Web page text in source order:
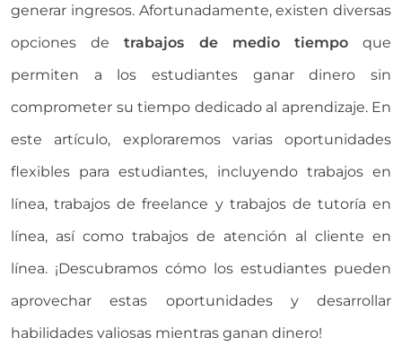
generar ingresos. Afortunadamente, existen diversas
opciones detrabajos de medio tiempoque
permiten a los estudiantes ganar dinero sin
comprometer su tiempo dedicado al aprendizaje. En
este artículo, exploraremos varias oportunidades
flexibles para estudiantes, incluyendo trabajos en
línea, trabajos de freelance y trabajos de tutoría en
línea, así como trabajos de atención al cliente en
línea. ¡Descubramos cómo los estudiantes pueden
aprovechar estas oportunidades y desarrollar
habilidades valiosas mientras ganan dinero!